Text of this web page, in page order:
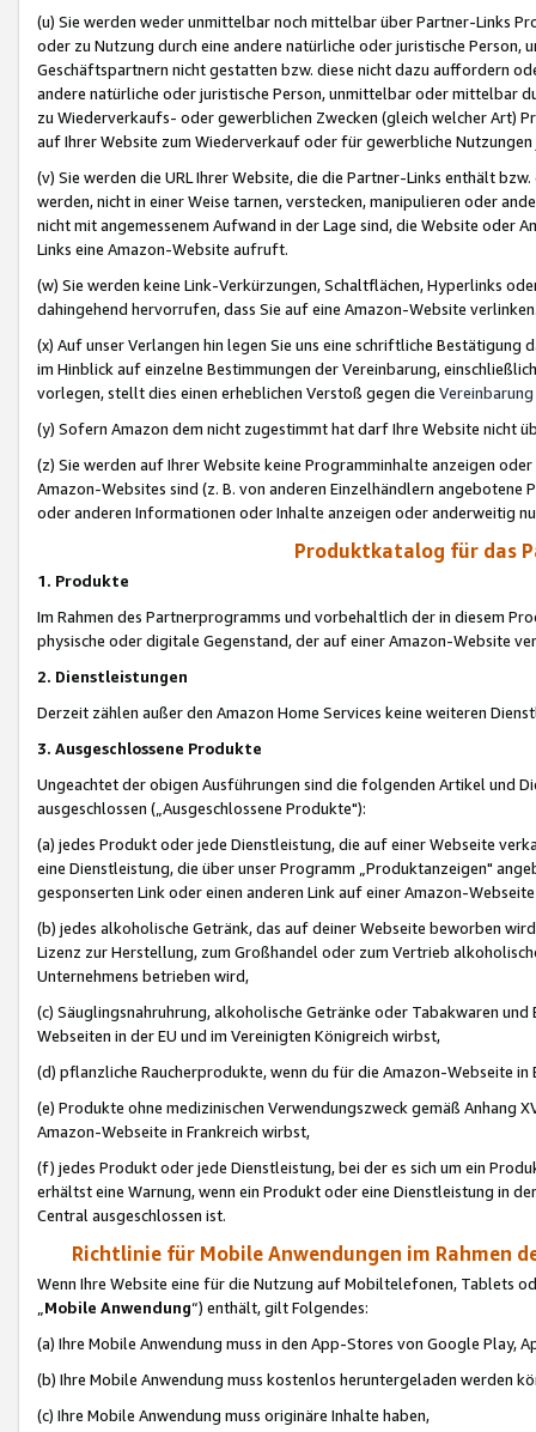
(u) Sie werden weder unmittelbar noch mittelbar über Partner-Links
oder zu Nutzung durch eine andere natürliche oder juristische
Geschäftspartnern nicht gestatten bzw. diese nicht dazu auffordern
andere natürliche oder juristische Person, unmittelbar oder mittelbar
zu Wiederverkaufs- oder gewerblichen Zwecken (gleich welcher Art)
auf Ihrer Website zum Wiederverkauf oder für gewerbliche
(v) Sie werden die URL Ihrer Website, die die Partner-Links enthält
werden, nicht in einer Weise tarnen, verstecken, manipulieren oder
nicht mit angemessenem Aufwand in der Lage sind, die Website oder
Links eine Amazon-Website aufruft.
(w) Sie werden keine Link-Verkürzungen, Schaltflächen, Hyperlinks
dahingehend hervorrufen, dass Sie auf eine Amazon-Website
(x) Auf unser Verlangen hin legen Sie uns eine schriftliche
im Hinblick auf einzelne Bestimmungen der Vereinbarung,
vorlegen, stellt dies einen erheblichen Verstoß gegen die Vereinbarung
(y) Sofern Amazon dem nicht zugestimmt hat darf Ihre Website nicht
(z) Sie werden auf Ihrer Website keine Programminhalte anzeigen
Amazon-Websites sind (z. B. von anderen Einzelhändlern
oder anderen Informationen oder Inhalte anzeigen oder anderweitig
Produktkatalog für das
1. Produkte
Im Rahmen des Partnerprogramms und vorbehaltlich der in diesem
physische oder digitale Gegenstand, der auf einer Amazon-Website
2. Dienstleistungen
Derzeit zählen außer den Amazon Home Services keine weiteren
3. Ausgeschlossene Produkte
Ungeachtet der obigen Ausführungen sind die folgenden Artikel und
ausgeschlossen („Ausgeschlossene Produkte"):
(a) jedes Produkt oder jede Dienstleistung, die auf einer Webseite
eine Dienstleistung, die über unser Programm „Produktanzeigen"
gesponserten Link oder einen anderen Link auf einer Amazon-
(b) jedes alkoholische Getränk, das auf deiner Webseite beworben
Lizenz zur Herstellung, zum Großhandel oder zum Vertrieb
Unternehmens betrieben wird,
(c) Säuglingsnahruhrung, alkoholische Getränke oder Tabakwaren
Webseiten in der EU und im Vereinigten Königreich wirbst,
(d) pflanzliche Raucherprodukte, wenn du für die Amazon-Webseite in
(e) Produkte ohne medizinischen Verwendungszweck gemäß Anhang
Amazon-Webseite in Frankreich wirbst,
(f) jedes Produkt oder jede Dienstleistung, bei der es sich um ein
erhältst eine Warnung, wenn ein Produkt oder eine Dienstleistung in
Central ausgeschlossen ist.
Richtlinie für Mobile Anwendungen im Rahmen
Wenn Ihre Website eine für die Nutzung auf Mobiltelefonen, Tablets
„Mobile Anwendung“) enthält, gilt Folgendes:
(a) Ihre Mobile Anwendung muss in den App-Stores von Google Play,
(b) Ihre Mobile Anwendung muss kostenlos heruntergeladen werden
(c) Ihre Mobile Anwendung muss originäre Inhalte haben,